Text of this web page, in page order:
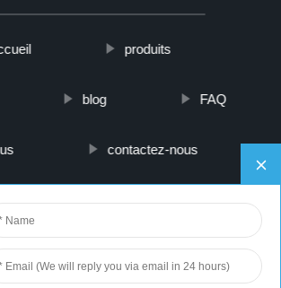
produits
blog FAQ
contactez-nous
COMPANY
d'étiquette de sécurité magnétique